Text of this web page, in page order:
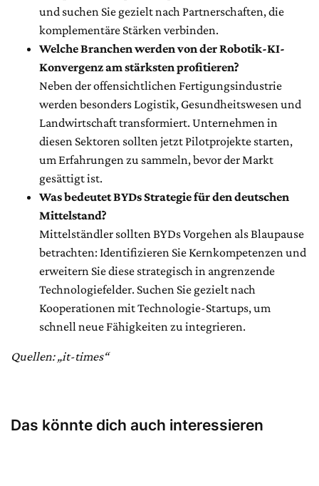
und suchen Sie gezielt nach Partnerschaften, die
komplementäre Stärken verbinden.
Welche Branchen werden von der Robotik-KI-
Konvergenz am stärksten profitieren?
Neben der offensichtlichen Fertigungsindustrie
werden besonders Logistik, Gesundheitswesen und
Landwirtschaft transformiert. Unternehmen in
diesen Sektoren sollten jetzt Pilotprojekte starten,
um Erfahrungen zu sammeln, bevor der Markt
gesättigt ist.
Was bedeutet BYDs Strategie für den deutschen
Mittelstand?
Mittelständler sollten BYDs Vorgehen als Blaupause
betrachten: Identifizieren Sie Kernkompetenzen und
erweitern Sie diese strategisch in angrenzende
Technologiefelder. Suchen Sie gezielt nach
Kooperationen mit Technologie-Startups, um
schnell neue Fähigkeiten zu integrieren.
Quellen: „it-times“
Das könnte dich auch interessieren